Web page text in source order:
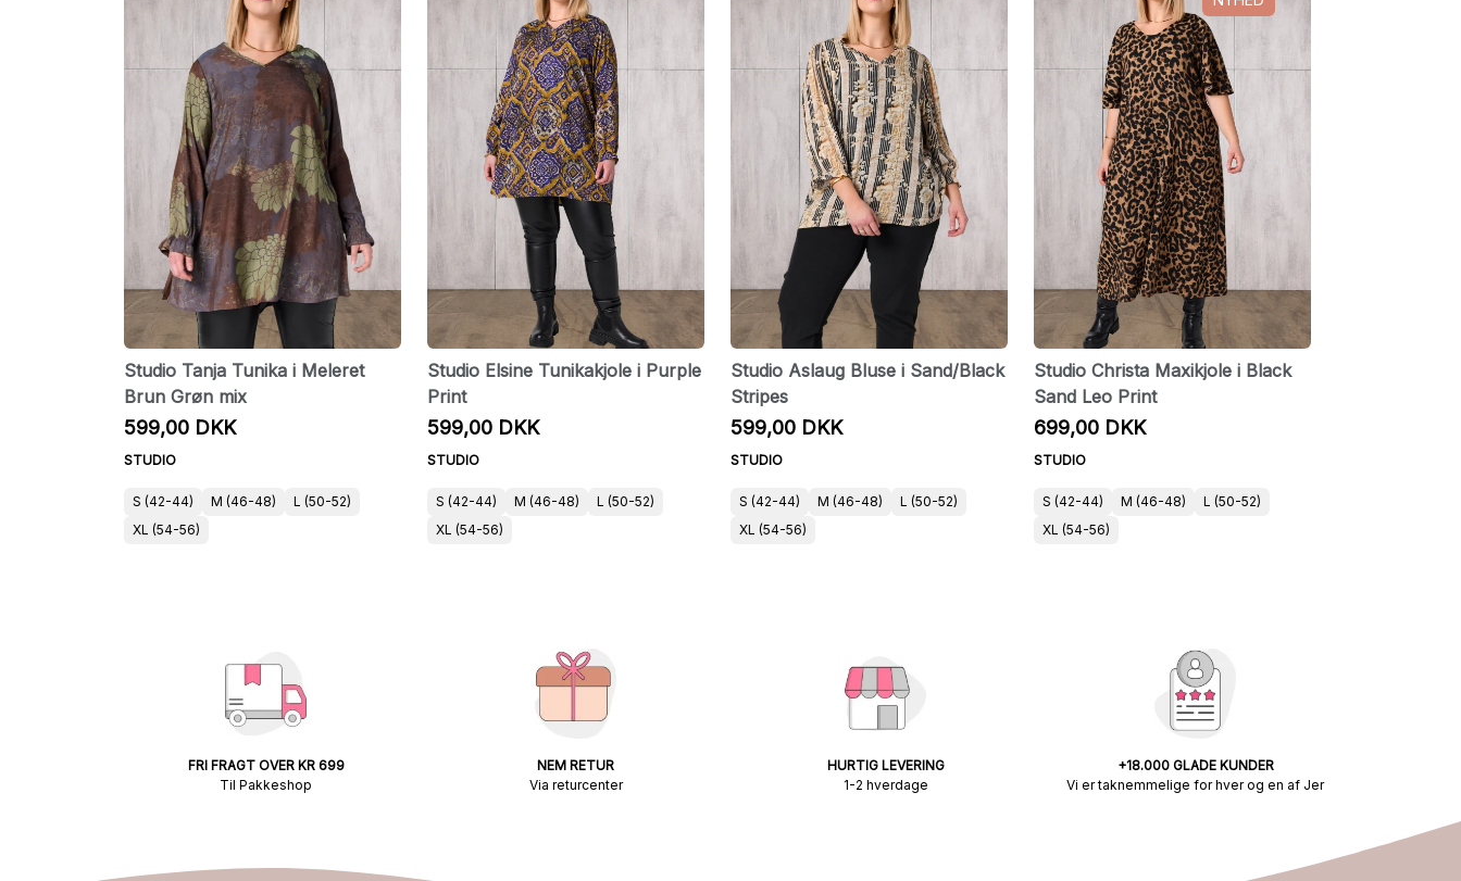
Studio Tanja Tunika i Meleret
Brun Grøn mix
599,00 DKK
STUDIO
S (42-44) M (46-48)
L (50-52)
XL (54-56)
Studio Elsine Tunikakjole i Purple
Print
599,00 DKK
STUDIO
S (42-44) M (46-48)
L (50-52)
XL (54-56)
Studio Aslaug Bluse i Sand/Black
Stripes
599,00 DKK
STUDIO
S (42-44) M (46-48)
L (50-52)
XL (54-56)
Studio Christa Maxikjole i Black
Sand Leo Print
699,00 DKK
STUDIO
S (42-44) M (46-48)
L (50-52)
XL (54-56)
FRI FRAGT OVER KR 699
Til Pakkeshop
NEM RETUR
Via returcenter
HURTIG LEVERING
1-2 hverdage
+18.000 GLADE KUNDER
Vi er taknemmelige for hver og en af Jer